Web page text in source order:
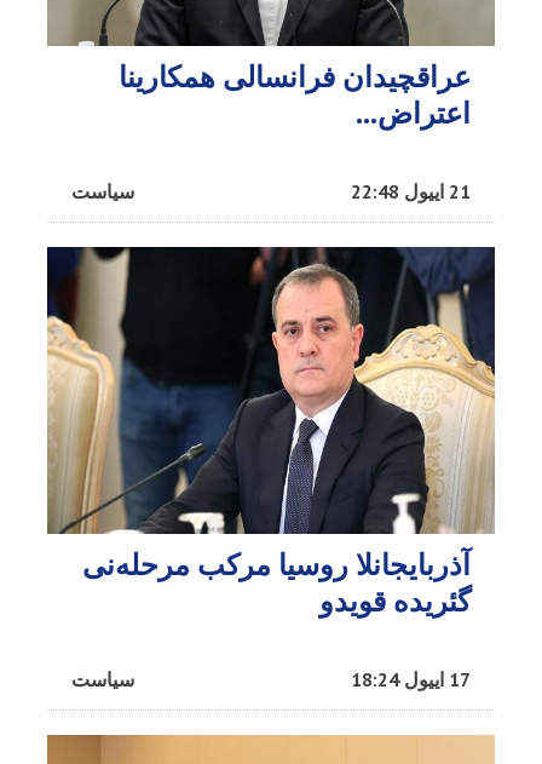
عراقچیدان فرانسالی همکارینا
اعتراض...
سیاست 21 اییول 22:48
آذربایجانلا روسیا مرکب مرحله‌نی
گئریده قویدو
سیاست 17 اییول 18:24